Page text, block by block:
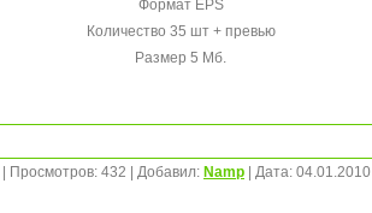
Формат EPS
Количество 35 шт + превью
Размер 5 Мб.
Просмотров: 432 Добавил: Namp Дата: 04.01.2010